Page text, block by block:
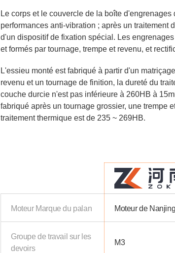
Le corps et le couvercle de la boîte
performances anti-vibration ; après un
d'un dispositif de fixation spécial. Les
et formés par tournage, trempe et revenu, et
L'essieu monté est fabriqué à partir d'un
revenu et un tournage de finition, la dureté du
couche durcie n'est pas inférieure à 260HB à
fabriqué après un tournage grossier, une trempe
traitement thermique est de 235 ~ 269HB.
Moteur Marque du palan Moteur de Nanjing
Groupe de travail sur les
devoirs
M3